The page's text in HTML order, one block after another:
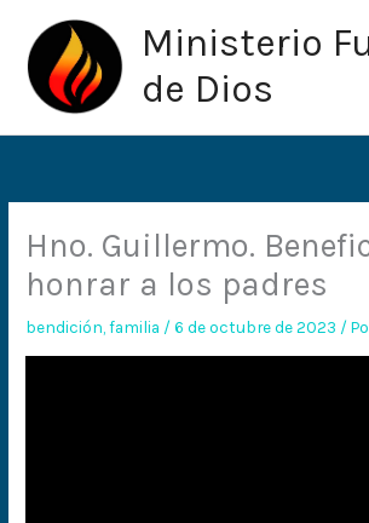
contenido
Ministerio
de Dios
Hno. Guillermo.
honrar a los padres
bendición ,familia /6 de octubre de 2023 /